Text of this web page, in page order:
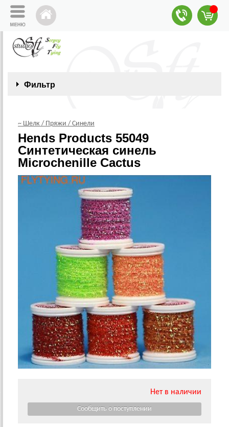
Фильтр
~ Шелк / Пряжи / Синели
Hends Products 55049
Синтетическая синель
Microchenille Cactus
Нет в наличии